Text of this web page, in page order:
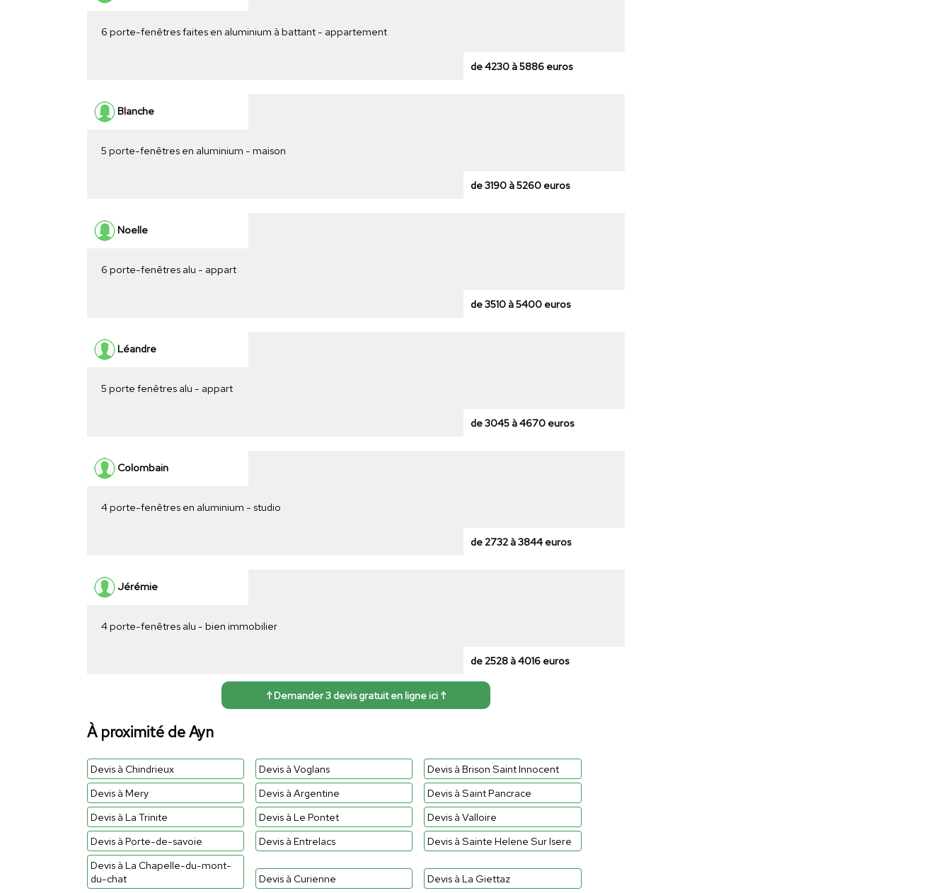
6 porte-fenêtres faites en aluminium à battant - appartement
de 4230 à 5886 euros
Blanche
5 porte-fenêtres en aluminium - maison
de 3190 à 5260 euros
Noelle
6 porte-fenêtres alu - appart
de 3510 à 5400 euros
Léandre
5 porte fenêtres alu - appart
de 3045 à 4670 euros
Colombain
4 porte-fenêtres en aluminium - studio
de 2732 à 3844 euros
Jérémie
4 porte-fenêtres alu - bien immobilier
de 2528 à 4016 euros
↑ Demander 3 devis gratuit en ligne ici ↑
À proximité de Ayn
Devis à Chindrieux Devis à Voglans
Devis à Brison Saint Innocent
Devis à Mery
Devis à Argentine
Devis à Saint Pancrace
Devis à La Trinite
Devis à Le Pontet
Devis à Valloire
Devis à Porte-de-savoie
Devis à Entrelacs
Devis à Sainte Helene Sur Isere
Devis à La Chapelle-du-mont-
du-chat
Devis à Curienne Devis à La Giettaz